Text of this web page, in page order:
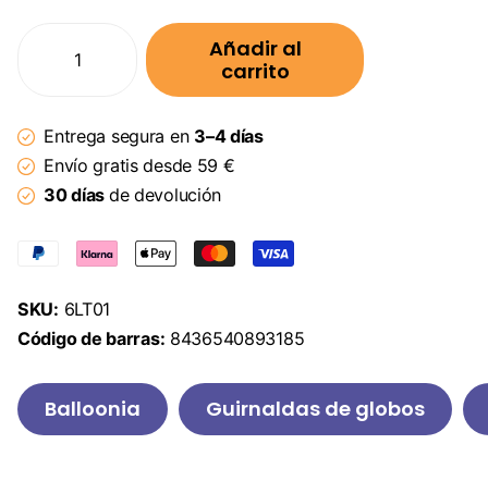
Añadir al
carrito
Entrega segura en 3–4 días
Envío gratis desde 59 €
30 días de devolución
SKU: 6LT01
Código de barras: 8436540893185
Balloonia Guirnaldas de globos